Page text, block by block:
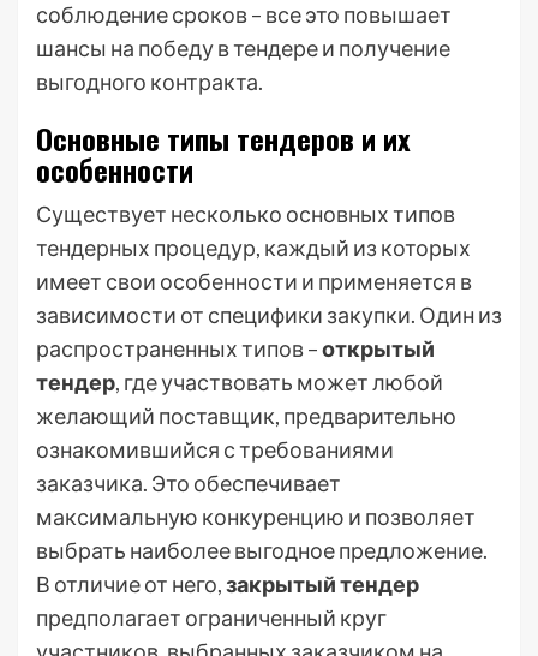
соблюдение сроков – все это повышает
шансы на победу в тендере и получение
выгодного контракта.
Основные типы тендеров и их
особенности
Существует несколько основных типов
тендерных процедур, каждый из которых
имеет свои особенности и применяется в
зависимости от специфики закупки. Один из
распространенных типов –открытый
тендер, где участвовать может любой
желающий поставщик, предварительно
ознакомившийся с требованиями
заказчика. Это обеспечивает
максимальную конкуренцию и позволяет
выбрать наиболее выгодное предложение.
В отличие от него,закрытый тендер
предполагает ограниченный круг